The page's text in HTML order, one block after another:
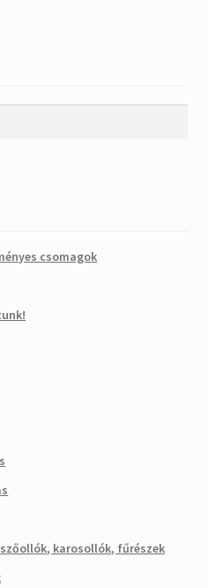
csomagok
karosollók, fűrészek